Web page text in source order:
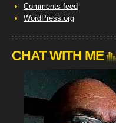
Comments feed
WordPress.org
CHAT WITH ME